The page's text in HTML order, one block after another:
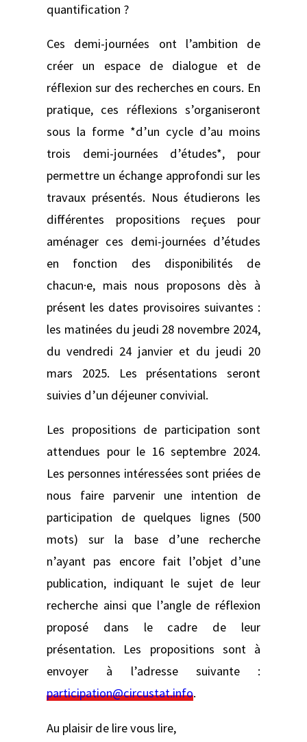
quantification ?
Ces demi-journées ont l’ambition de
créer un espace de dialogue et de
réflexion sur des recherches en cours. En
pratique, ces réflexions s’organiseront
sous la forme *d’un cycle d’au moins
trois demi-journées d’études*, pour
permettre un échange approfondi sur les
travaux présentés. Nous étudierons les
différentes propositions reçues pour
aménager ces demi-journées d’études
en fonction des disponibilités de
chacun·e, mais nous proposons dès à
présent les dates provisoires suivantes :
les matinées du jeudi 28 novembre 2024,
du vendredi 24 janvier et du jeudi 20
mars 2025. Les présentations seront
suivies d’un déjeuner convivial.
Les propositions de participation sont
attendues pour le 16 septembre 2024.
Les personnes intéressées sont priées de
nous faire parvenir une intention de
participation de quelques lignes (500
mots) sur la base d’une recherche
n’ayant pas encore fait l’objet d’une
publication, indiquant le sujet de leur
recherche ainsi que l’angle de réflexion
proposé dans le cadre de leur
présentation. Les propositions sont à
envoyer à l’adresse suivante :
participation@circustat.info.
Au plaisir de lire vous lire,